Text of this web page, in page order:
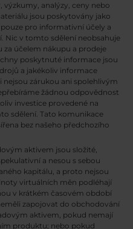
výzkumy, analýzy, ceny nebo
jsou poskytovány jako
pro informativní účely a
Nic v tomto sdělení neobsahuje
účelem nákupu a prodeje
poskytnuté informace jsou
a jakékoliv informace
zárukou ani spolehlivým
žádnou odpovědnost
investice provedené na
sdělení. Tato komunikace
bez našeho předchozího
aktivem jsou složité,
a nesou s sebou
kapitálu, a proto nejsou
virtuálních měn podléhají
v krátkém časovém období
zapojovat do obchodování
aktivem, pokud nemají
produktu; nebo pokud